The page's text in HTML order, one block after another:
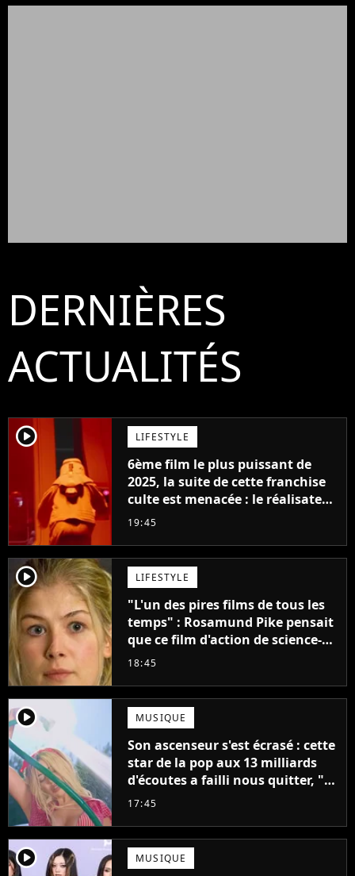
DERNIÈRES
ACTUALITÉS
player2 LIFESTYLE
6ème film le plus puissant de
2025, la suite de cette franchise
culte est menacée : le réalisateur
claque la porte pour "différends
19:45
player2 LIFESTYLE
"L'un des pires films de tous les
temps" : Rosamund Pike pensait
que ce film d'action de science-
fiction avec Dwayne Johnson
18:45
player2 MUSIQUE
Son ascenseur s'est écrasé : cette
star de la pop aux 13 milliards
d'écoutes a failli nous quitter, "Je
pensais ne plus jamais chanter"
17:45
player2 MUSIQUE